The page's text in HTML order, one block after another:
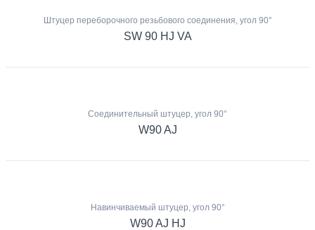
Штуцер переборочного резьбового соединения, угол 90°
SW 90 HJ VA
Соединительный штуцер, угол 90°
W90 AJ
Навинчиваемый штуцер, угол 90°
W90 AJ HJ